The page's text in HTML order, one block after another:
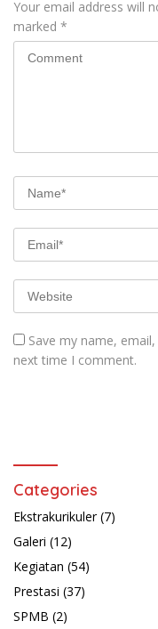
Your email address will
marked *
Save my name,
next time I comment.
Categories
Ekstrakurikuler(7)
Galeri (12)
Kegiatan (54)
Prestasi (37)
SPMB (2)